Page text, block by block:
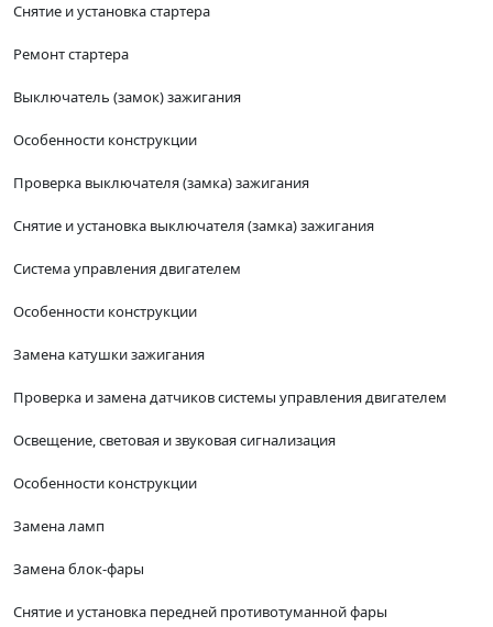
Снятие и установка стартера
Ремонт стартера
Выключатель (замок) зажигания
Особенности конструкции
Проверка выключателя (замка) зажигания
Снятие и установка выключателя (замка) зажигания
Система управления двигателем
Особенности конструкции
Замена катушки зажигания
Проверка и замена датчиков системы управления двигателем
Освещение, световая и звуковая сигнализация
Особенности конструкции
Замена ламп
Замена блок-фары
Снятие и установка передней противотуманной фары